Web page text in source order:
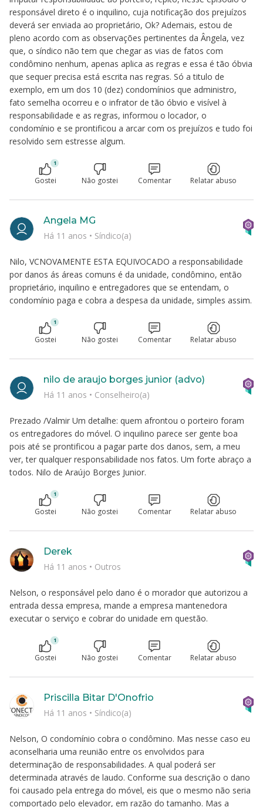
responsável direto é o inquilino, cuja notificação dos prejuízos
deverá ser enviada ao proprietário, Ok? Ademais, estou de
pleno acordo com as observações pertinentes da Ângela, vez
que, o síndico não tem que chegar as vias de fatos com
condômino nenhum, apenas aplica as regras e essa é tão óbvia
que sequer precisa está escrita nas regras. Só a titulo de
exemplo, em um dos 10 (dez) condomínios que administro,
fato semelha ocorreu e o infrator de tão óbvio e visível à
responsabilidade e as regras, informou o locador, o
condomínio e se prontificou a arcar com os prejuízos e tudo foi
resolvido sem estresse algum.
1
Gostei Não gostei Comentar Relatar abuso
Nilo, VCNOVAMENTE ESTA EQUIVOCADO a responsabilidade
por danos ás áreas comuns é da unidade, condômino, então
proprietário, inquilino e entregadores que se entendam, o
condomínio paga e cobra a despesa da unidade, simples assim.
Angela MG
Há 11 anos • Síndico(a)
1
Gostei Não gostei Comentar Relatar abuso
Prezado /Valmir Um detalhe: quem afrontou o porteiro foram
os entregadores do móvel. O inquilino parece ser gente boa
pois até se prontificou a pagar parte dos danos, sem, a meu
ver, ter qualquer responsabilidade nos fatos. Um forte abraço a
todos. Nilo de Araújo Borges Junior.
nilo de araujo borges junior (advo)
Há 11 anos • Conselheiro(a)
1
Gostei Não gostei Comentar Relatar abuso
Nelson, o responsável pelo dano é o morador que autorizou a
entrada dessa empresa, mande a empresa mantenedora
executar o serviço e cobrar do unidade em questão.
Derek
Há 11 anos • Outros
1
Gostei Não gostei Comentar Relatar abuso
Nelson, O condomínio cobra o condômino. Mas nesse caso eu
aconselharia uma reunião entre os envolvidos para
determinação de responsabilidades. A qual poderá ser
determinada através de laudo. Conforme sua descrição o dano
foi causado pela entrega do móvel, eis que o mesmo não seria
comportado pelo elevador, em razão do tamanho. Mas a
Priscilla Bitar D'Onofrio
Há 11 anos • Síndico(a)